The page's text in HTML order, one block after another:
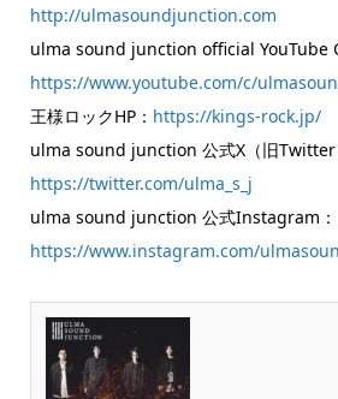
http://ulmasoundjunction.com
ulma sound junction official YouTube
https://www.youtube.com/c/
王様ロックHP： https://kings-rock.jp/
ulma sound junction 公式X（旧Twitter
https://twitter.com/ulma_s_j
ulma sound junction 公式Instagram：
https://www.instagram.com/